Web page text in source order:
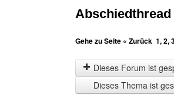
Gehe zu Seite « Zurück 1,2,
Dieses Forum ist
Dieses Thema ist